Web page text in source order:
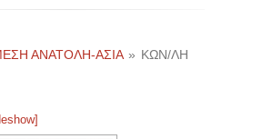
ΑΝΑΤΟΛΉ-ΑΣΊΑ » ΚΩΝ/ΛΗ